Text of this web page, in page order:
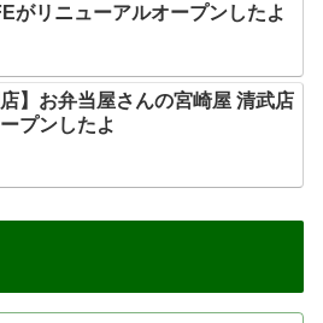
がリニューアルオープンしたよ
店】お弁当屋さんの宮崎屋 清武店
プンしたよ